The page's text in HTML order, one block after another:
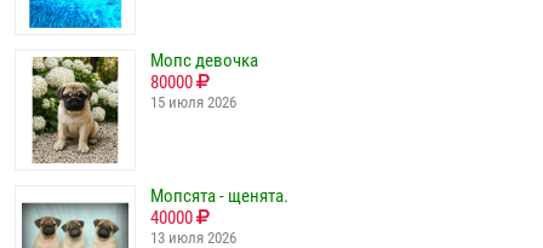
Мопс девочка
80000
15 июля 2026
Мопсята - щенята.
40000
13 июля 2026